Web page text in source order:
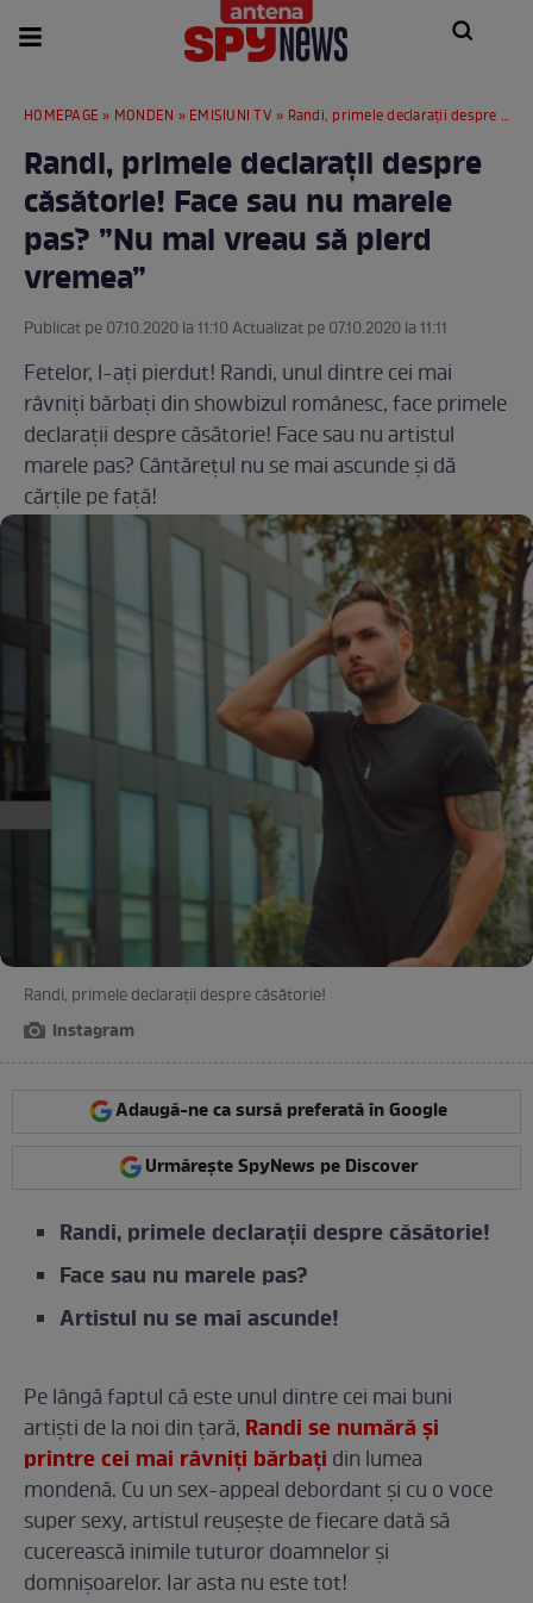
HOMEPAGE » MONDEN » EMISIUNI TV » Randi, primele declarații despre căsătorie! Face sau nu marele pas? ”Nu mai vreau să pierd vremea”
Randi, primele declarații despre
căsătorie! Face sau nu marele
pas? ”Nu mai vreau să pierd
vremea”
Publicat pe 07.10.2020 la 11:10 Actualizat pe 07.10.2020 la 11:11
Fetelor, l-ați pierdut! Randi, unul dintre cei mai
râvniți bărbați din showbizul românesc, face primele
declarații despre căsătorie! Face sau nu artistul
marele pas? Cântărețul nu se mai ascunde și dă
cărțile pe față!
Randi, primele declarații despre căsătorie!
Instagram
Adaugă-ne ca sursă preferată în Google
Urmărește SpyNews pe Discover
Randi, primele declarații despre căsătorie!
Face sau nu marele pas?
Artistul nu se mai ascunde!
Pe lângă faptul că este unul dintre cei mai buni
artiști de la noi din țară, Randi se numără și
printre cei mai râvniți bărbați din lumea
mondenă. Cu un sex-appeal debordant și cu o voce
super sexy, artistul reușește de fiecare dată să
cucerească inimile tuturor doamnelor și
domnișoarelor. Iar asta nu este tot!